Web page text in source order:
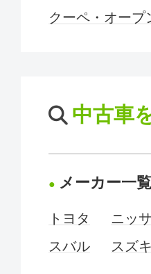
クーペ・オープ
中古車
メーカー一覧
トヨタ ニッ
スバル
スズキ